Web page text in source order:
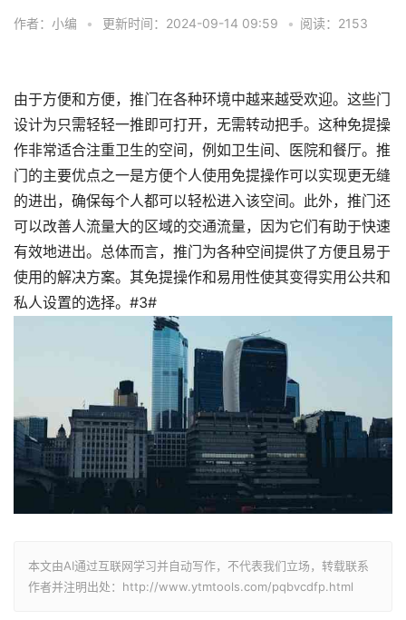
作者：小编 • 更新时间：2024-09-14 09:59 • 阅读：2153
由于方便和方便，推门在各种环境中越来越受欢迎。这些门
设计为只需轻轻一推即可打开，无需转动把手。这种免提操
作非常适合注重卫生的空间，例如卫生间、医院和餐厅。推
门的主要优点之一是方便个人使用免提操作可以实现更无缝
的进出，确保每个人都可以轻松进入该空间。此外，推门还
可以改善人流量大的区域的交通流量，因为它们有助于快速
有效地进出。总体而言，推门为各种空间提供了方便且易于
使用的解决方案。其免提操作和易用性使其变得实用公共和
私人设置的选择。#3#
本文由AI通过互联网学习并自动写作，不代表我们立场，转载联系
作者并注明出处：http://www.ytmtools.com/pqbvcdfp.html